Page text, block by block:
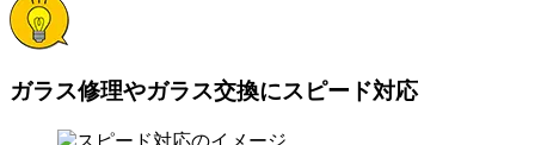
ガラス修理やガラス交換にスピード対応